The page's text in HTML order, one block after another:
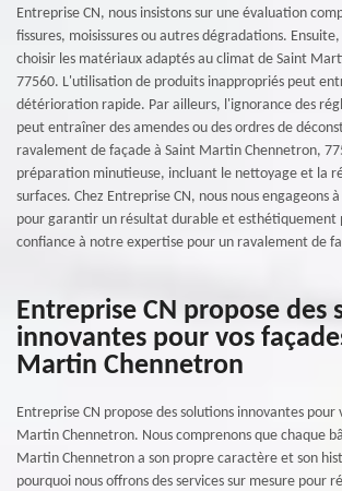
Entreprise CN, nous insistons sur une évaluation
fissures, moisissures ou autres dégradations.
choisir les matériaux adaptés au climat de Saint
77560. L'utilisation de produits inappropriés peut
détérioration rapide. Par ailleurs, l'ignorance des
peut entraîner des amendes ou des ordres de
ravalement de façade à Saint Martin Chennetron,
préparation minutieuse, incluant le nettoyage et la
surfaces. Chez Entreprise CN, nous nous engageons
pour garantir un résultat durable et esthétiquement
confiance à notre expertise pour un ravalement de
Entreprise CN propose des
innovantes pour vos
Martin Chennetron
Entreprise CN propose des solutions innovantes pour
Martin Chennetron. Nous comprenons que chaque
Martin Chennetron a son propre caractère et son
pourquoi nous offrons des services sur mesure pour